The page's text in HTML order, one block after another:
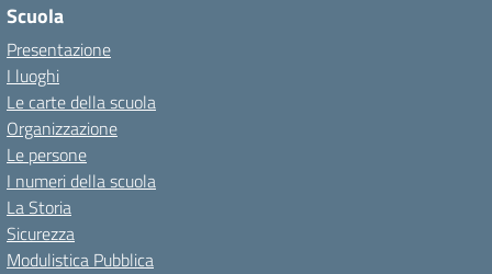
Scuola
Presentazione
I luoghi
Le carte della scuola
Organizzazione
Le persone
I numeri della scuola
La Storia
Sicurezza
Modulistica Pubblica